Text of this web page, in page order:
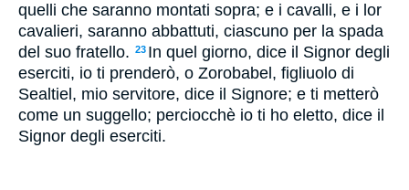
quelli che saranno montati sopra; e i cavalli, e i lor
cavalieri, saranno abbattuti, ciascuno per la spada
del suo fratello. 23 In quel giorno, dice il Signor degli
eserciti, io ti prenderò, o Zorobabel, figliuolo di
Sealtiel, mio servitore, dice il Signore; e ti metterò
come un suggello; perciocchè io ti ho eletto, dice il
Signor degli eserciti.